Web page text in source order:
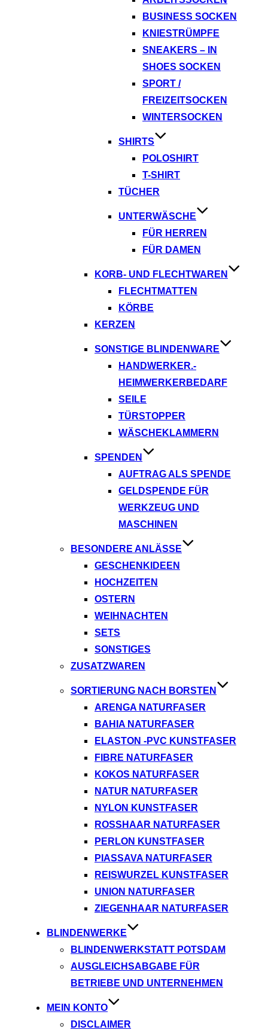
BUSINESS SOCKEN
KNIESTRÜMPFE
SNEAKERS – IN
SHOES SOCKEN
SPORT /
FREIZEITSOCKEN
WINTERSOCKEN
SHIRTS
POLOSHIRT
T-SHIRT
TÜCHER
UNTERWÄSCHE
FÜR HERREN
FÜR DAMEN
KORB- UND FLECHTWAREN
FLECHTMATTEN
KÖRBE
KERZEN
SONSTIGE BLINDENWARE
HANDWERKER.-
HEIMWERKERBEDARF
SEILE
TÜRSTOPPER
WÄSCHEKLAMMERN
SPENDEN
AUFTRAG ALS SPENDE
GELDSPENDE FÜR
WERKZEUG UND
MASCHINEN
BESONDERE ANLÄSSE
GESCHENKIDEEN
HOCHZEITEN
OSTERN
WEIHNACHTEN
SETS
SONSTIGES
ZUSATZWAREN
SORTIERUNG NACH BORSTEN
ARENGA NATURFASER
BAHIA NATURFASER
ELASTON -PVC KUNSTFASER
FIBRE NATURFASER
KOKOS NATURFASER
NATUR NATURFASER
NYLON KUNSTFASER
ROSSHAAR NATURFASER
PERLON KUNSTFASER
PIASSAVA NATURFASER
REISWURZEL KUNSTFASER
UNION NATURFASER
ZIEGENHAAR NATURFASER
BLINDENWERKE
BLINDENWERKSTATT POTSDAM
AUSGLEICHSABGABE FÜR
BETRIEBE UND UNTERNEHMEN
MEIN KONTO
DISCLAIMER